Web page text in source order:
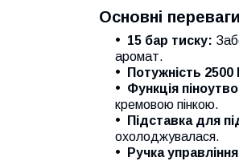
Основні
15 бар тиску:
аромат.
Потужність 2500
Функція
кремовою пінкою.
Підставка для
охолоджувалася.
Ручка